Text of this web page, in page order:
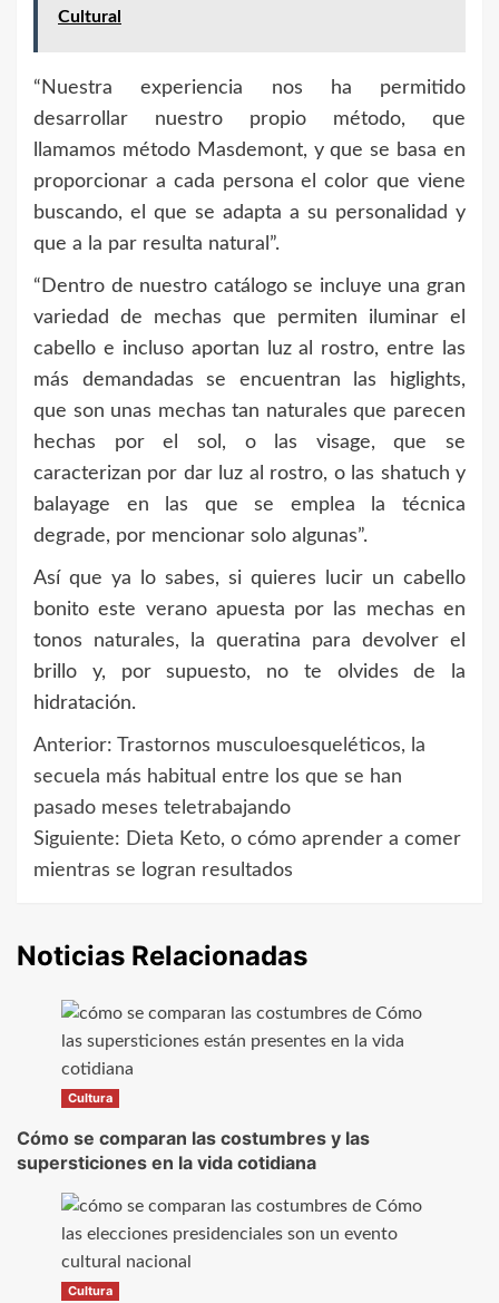
Cultural
“Nuestra experiencia nos ha permitido
desarrollar nuestro propio método, que
llamamos método Masdemont, y que se basa en
proporcionar a cada persona el color que viene
buscando, el que se adapta a su personalidad y
que a la par resulta natural”.
“Dentro de nuestro catálogo se incluye una gran
variedad de mechas que permiten iluminar el
cabello e incluso aportan luz al rostro, entre las
más demandadas se encuentran las higlights,
que son unas mechas tan naturales que parecen
hechas por el sol, o las visage, que se
caracterizan por dar luz al rostro, o las shatuch y
balayage en las que se emplea la técnica
degrade, por mencionar solo algunas”.
Así que ya lo sabes, si quieres lucir un cabello
bonito este verano apuesta por las mechas en
tonos naturales, la queratina para devolver el
brillo y, por supuesto, no te olvides de la
hidratación.
Navegación
de
entradas
Anterior: Trastornos musculoesqueléticos, la
secuela más habitual entre los que se han
pasado meses teletrabajando
Siguiente: Dieta Keto, o cómo aprender a comer
mientras se logran resultados
Noticias Relacionadas
Cultura
Cómo se comparan las costumbres y las
supersticiones en la vida cotidiana
Cultura